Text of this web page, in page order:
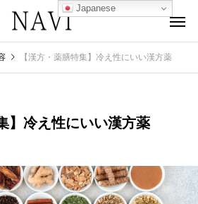
【漢方・薬膳特集】冷え性にいい漢方薬
】冷え性にいい漢方薬
Japanese